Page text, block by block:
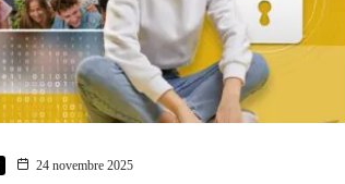
24 novembre 2025